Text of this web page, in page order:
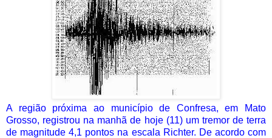
A região próxima ao município de Confresa, em Mato
Grosso, registrou na manhã de hoje (11) um tremor de terra
de magnitude 4,1 pontos na escala Richter. De acordo com